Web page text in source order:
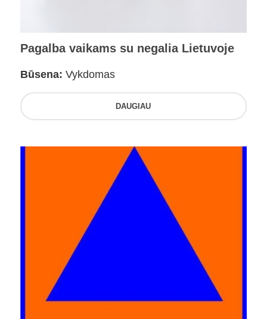
Pagalba vaikams su negalia Lietuvoje
Būsena: Vykdomas
DAUGIAU